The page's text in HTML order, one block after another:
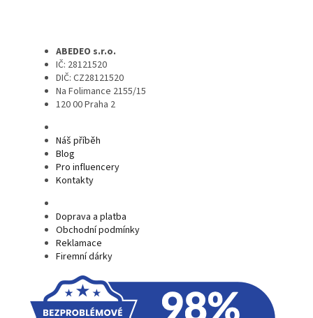
ABEDEO s.r.o.
IČ: 28121520
DIČ: CZ28121520
Na Folimance 2155/15
120 00 Praha 2
Náš příběh
Blog
Pro influencery
Kontakty
Doprava a platba
Obchodní podmínky
Reklamace
Firemní dárky